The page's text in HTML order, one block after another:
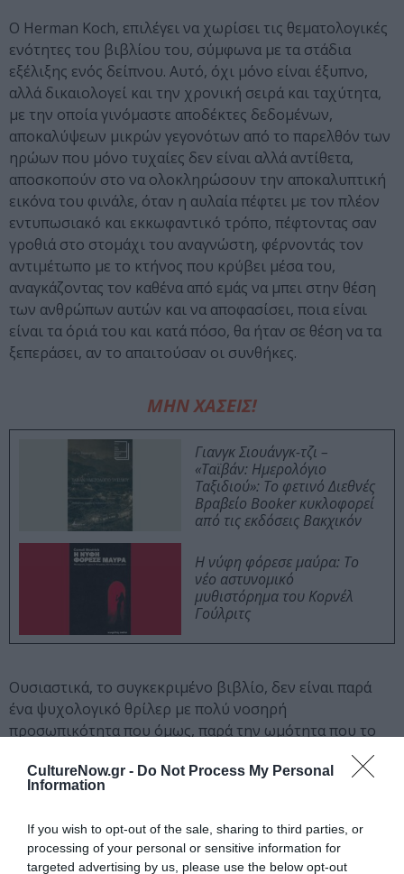
CultureNow.gr - Do Not Process My Personal
Information
If you wish to opt-out of the sale, sharing to third parties, or
processing of your personal or sensitive information for
targeted advertising by us, please use the below opt-out
Ο Herman Koch, επιλέγει να χωρίσει τις θεματολογικές
ενότητες του βιβλίου του, σύμφωνα με τα στάδια
εξέλιξης ενός δείπνου. Αυτό, όχι μόνο είναι έξυπνο,
αλλά δικαιολογεί και την χρονική σειρά και ταχύτητα,
με την οποία γινόμαστε αποδέκτες δεδομένων,
αποκαλύψεων μικρών γεγονότων από το παρελθόν των
ηρώων που μόνο τυχαίες δεν είναι αλλά αντίθετα,
αποσκοπούν στο να ολοκληρώσουν την αποκαλυπτική
εικόνα του φινάλε, όταν η αυλαία πέφτει με τον πλέον
εντυπωσιακό και εκκωφαντικό τρόπο, πέφτοντας σαν
γροθιά στο στομάχι του αναγνώστη, φέρνοντάς τον
αντιμέτωπο με το κτήνος που κρύβει μέσα του,
αναγκάζοντας τον καθένα από εμάς να μπει στην θέση
των ανθρώπων αυτών και να αποφασίσει, ποια είναι
είναι τα όριά του και κατά πόσο, θα ήταν σε θέση να τα
ξεπεράσει, αν το απαιτούσαν οι συνθήκες.
ΜΗΝ ΧΑΣΕΙΣ!
Γιανγκ Σιουάνγκ-τζι –
«Ταϊβάν: Ημερολόγιο
Ταξιδιού»: Το φετινό Διεθνές
Βραβείο Booker κυκλοφορεί
από τις εκδόσεις Βακχικόν
Η νύφη φόρεσε μαύρα: Το
νέο αστυνομικό
μυθιστόρημα του Κορνέλ
Γούλριτς
Ουσιαστικά, το συγκεκριμένο βιβλίο, δεν είναι παρά
ένα ψυχολογικό θρίλερ με πολύ νοσηρή
προσωπικότητα που όμως, παρά την ωμότητα που το
χαρακτηρίζει στον πυρήνα του, δεν παύει να είναι μια
ρεαλιστική απεικόνιση της σύγχρονης, κανιβαλιστικής
κοινωνίας στην οποία και ζούμε και που με τον έναν ή
φορές να κανιβαλίσουν, απλά και μόνο εξαιτίας του
ερεθισμού κάποιων ευαίσθητων χορδών που δεν